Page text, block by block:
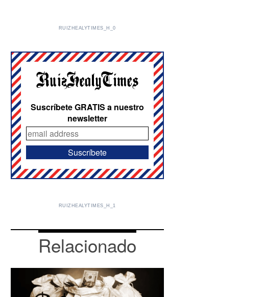
RUIZHEALYTIMES_H_0
Suscríbete GRATIS a nuestro
newsletter
RUIZHEALYTIMES_H_1
Relacionado